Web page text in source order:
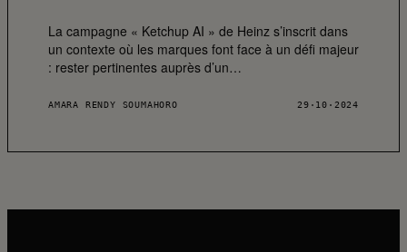
La campagne « Ketchup AI » de Heinz s’inscrit dans
un contexte où les marques font face à un défi majeur
: rester pertinentes auprès d’un…
AMARA RENDY SOUMAHORO 29·10·2024